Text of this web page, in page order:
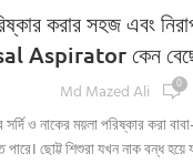
করার সহজ এবং
Aspirator কেন বেছে
Md Mazed Ali 0
ও নাকের ময়লা পরিষ্কার করা
পারে। ছোট্ট শিশুরা যখন নাক বন্ধ হয়ে